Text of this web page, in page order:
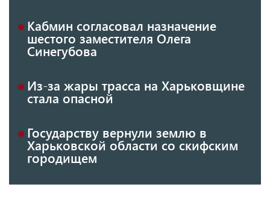
Кабмин согласовал назначение
шестого заместителя Олега
Синегубова
Из-за жары трасса на Харьковщине
стала опасной
Государству вернули землю в
Харьковской области со скифским
городищем